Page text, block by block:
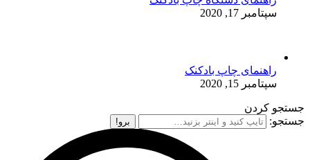
سپتامبر 17, 2020
راهنمای چاپ بادکنک
سپتامبر 15, 2020
جستجو کردن
جستجو: